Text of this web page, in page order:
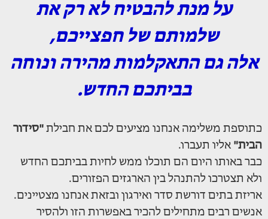
על מנת להבטיח לא רק את
שלמותם של חפצייכם,
אלה גם התאקלמות מהירה ונוחה
בביתכם החדש.
כתוספת משלימה אנחנו מציעים לכם את חבילת "סידור
הבית" אליו תעברו.
כבר באותו היום הם תוכלו ממש לחיות בביתכם החדש
ולא תצטרכו להתנהל בין הארגזים הפזורים.
אריזת בתים דורשת סדר ואירגון ובזאת אנחנו מצטיינים.
אנשים רבים מתחילים להכיר באפשרות הזו ולהסיר